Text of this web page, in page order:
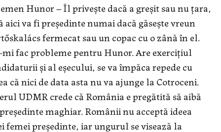
Hunor – Îl privește dacă a greșit sau nu țara,
aici va fi președinte numai dacă găsește vreun
fermecat sau un copac cu o zână în el.
fac probleme pentru Hunor. Are exercițiul
și al eșecului, se va împăca repede cu
că nici de data asta nu va ajunge la Cotroceni.
UDMR crede că România e pregătită să aibă
maghiar. Românii nu acceptă ideea
femei președinte, iar ungurul se visează la